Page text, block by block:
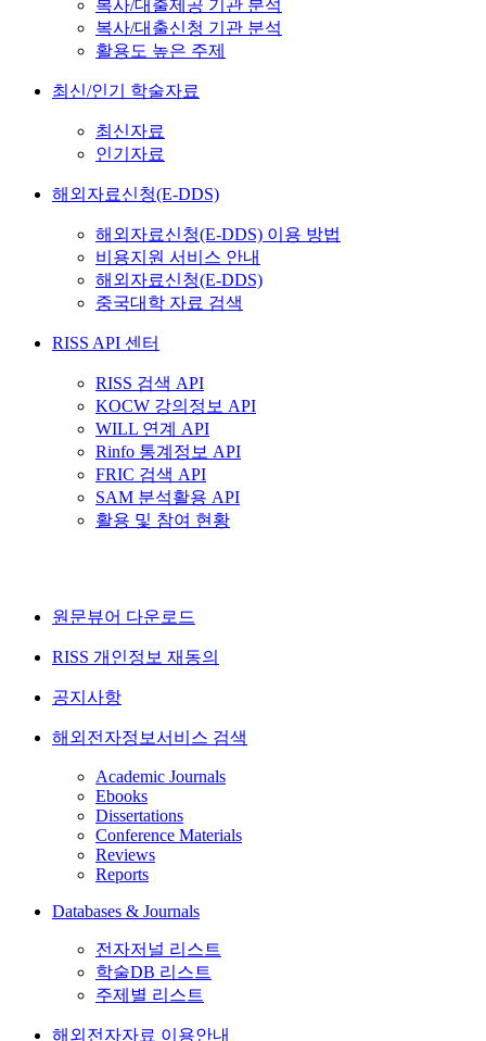
복사/대출제공 기관 분석
복사/대출신청 기관 분석
활용도 높은 주제
최신/인기 학술자료
최신자료
인기자료
해외자료신청(E-DDS)
해외자료신청(E-DDS) 이용 방법
비용지원 서비스 안내
해외자료신청(E-DDS)
중국대학 자료 검색
RISS API 센터
RISS 검색 API
KOCW 강의정보 API
WILL 연계 API
Rinfo 통계정보 API
FRIC 검색 API
SAM 분석활용 API
활용 및 참여 현황
원문뷰어 다운로드
RISS 개인정보 재동의
공지사항
해외전자정보서비스 검색
Academic Journals
Ebooks
Dissertations
Conference Materials
Reviews
Reports
Databases & Journals
전자저널 리스트
학술DB 리스트
주제별 리스트
해외전자자료 이용안내